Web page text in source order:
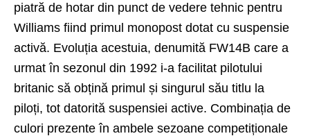
piatră de hotar din punct de vedere tehnic pentru
Williams fiind primul monopost dotat cu suspensie
activă. Evoluția acestuia, denumită FW14B care a
urmat în sezonul din 1992 i-a facilitat pilotului
britanic să obțină primul și singurul său titlu la
piloți, tot datorită suspensiei active. Combinația de
culori prezente în ambele sezoane competiționale